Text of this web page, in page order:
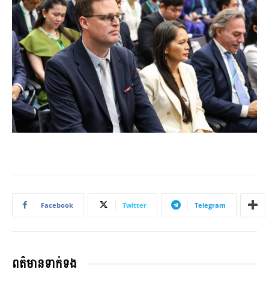
Facebook Twitter Telegram
ពត៌មានទាក់ទង